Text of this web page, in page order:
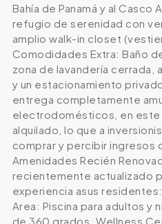
Bahía de Panamá y al Casco
refugio de serenidad con
amplio walk-in closet
Comodidades Extra: Baño
zona de lavandería cerrada,
y un estacionamiento
entrega completamente
electrodomésticos, en este
alquilado, lo que a
comprar y percibir ingresos
Amenidades Recién
recientemente actualizado
experiencia asus
Area: Piscina para adultos y
de 360 grados. Wellness